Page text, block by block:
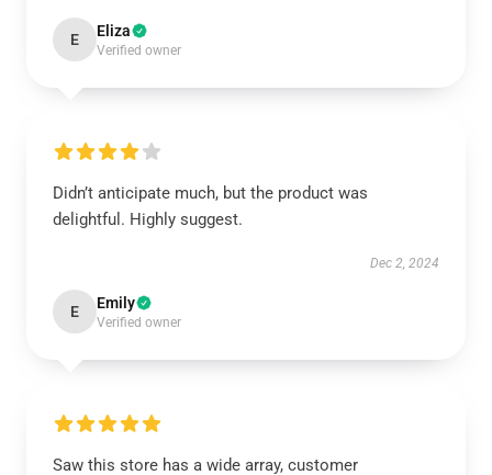
E Eliza
Verified owner
Didn’t anticipate much, but the product was
delightful. Highly suggest.
Dec 2, 2024
E Emily
Verified owner
Saw this store has a wide array, customer